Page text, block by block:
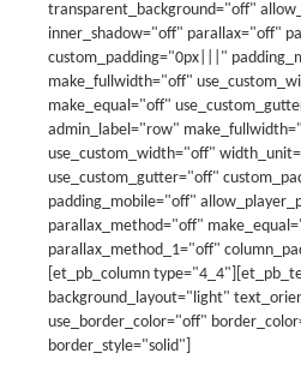
transparent_background="off"
inner_shadow="off" parallax="off"
custom_padding="0px|||"
make_fullwidth="off"
make_equal="off"
admin_label="row"
use_custom_width="off"
use_custom_gutter="off"
padding_mobile="off"
parallax_method="off"
parallax_method_1="off"
[et_pb_column
background_layout="light"
use_border_color="off"
border_style="solid"]